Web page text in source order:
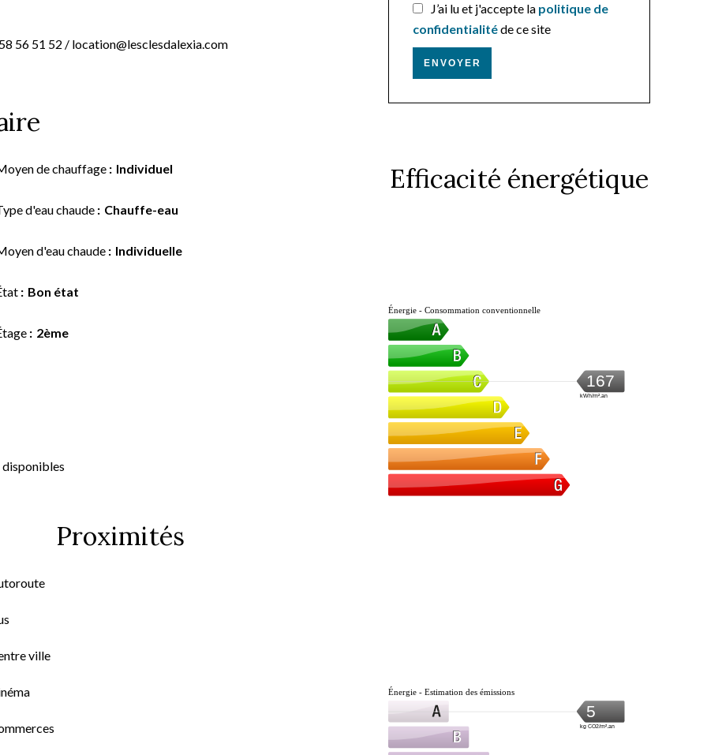
56 51 52 / location@lesclesdalexia.com
de chauffage Individuel
d'eau chaude Chauffe-eau
d'eau chaude Individuelle
Bon état
2ème
Proximités
ville
J’ai lu et j'accepte la politique de
confidentialitéde ce site
ENVOYER
Efficacité énergétique
Énergie - Consommation conventionnelle
167
kWh/m².an
Énergie - Estimation des émissions
5
kg CO2/m².an